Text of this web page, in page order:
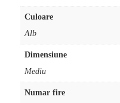
Culoare
Alb
Dimensiune
Mediu
Numar fire